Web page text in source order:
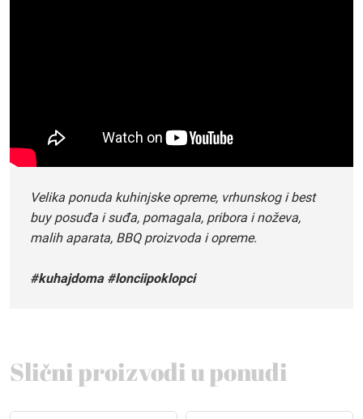
Velika ponuda kuhinjske opreme, vrhunskog i best
buy posuđa i suđa, pomagala, pribora i noževa,
malih aparata, BBQ proizvoda i opreme.
#kuhajdoma #lonciipoklopci
Slični proizvodi u ponudi